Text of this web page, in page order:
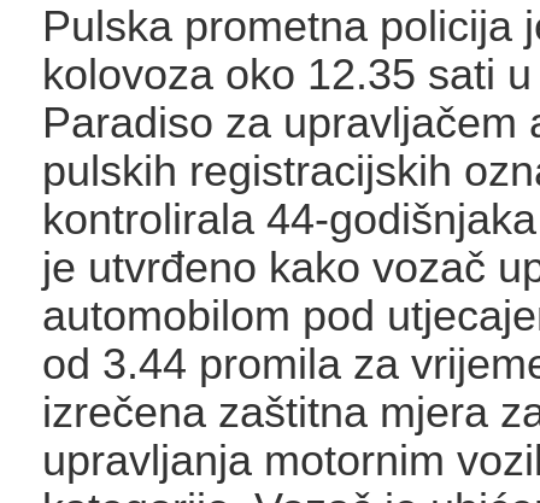
Pulska prometna policija
kolovoza oko 12.35 sati
Paradiso za upravljačem
pulskih registracijskih
kontrolirala 44-
je utvrđeno kako vozač
automobilom pod
od 3.44 promila za
izrečena zaštitna mjera
upravljanja motornim